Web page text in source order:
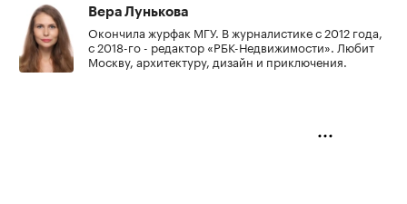
Вера Лунькова
Окончила журфак МГУ. В журналистике с 2012 года,
с 2018-го - редактор «РБК-Недвижимости». Любит
Москву, архитектуру, дизайн и приключения.